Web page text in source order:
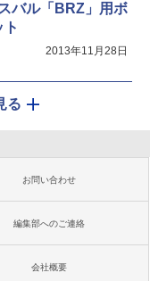
バル「BRZ」用ボ
2013年11月28日
る
お問い合わせ
編集部へのご連絡
会社概要